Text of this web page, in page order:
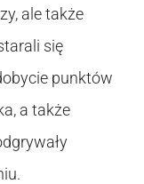
ale także
się
punktów
a także